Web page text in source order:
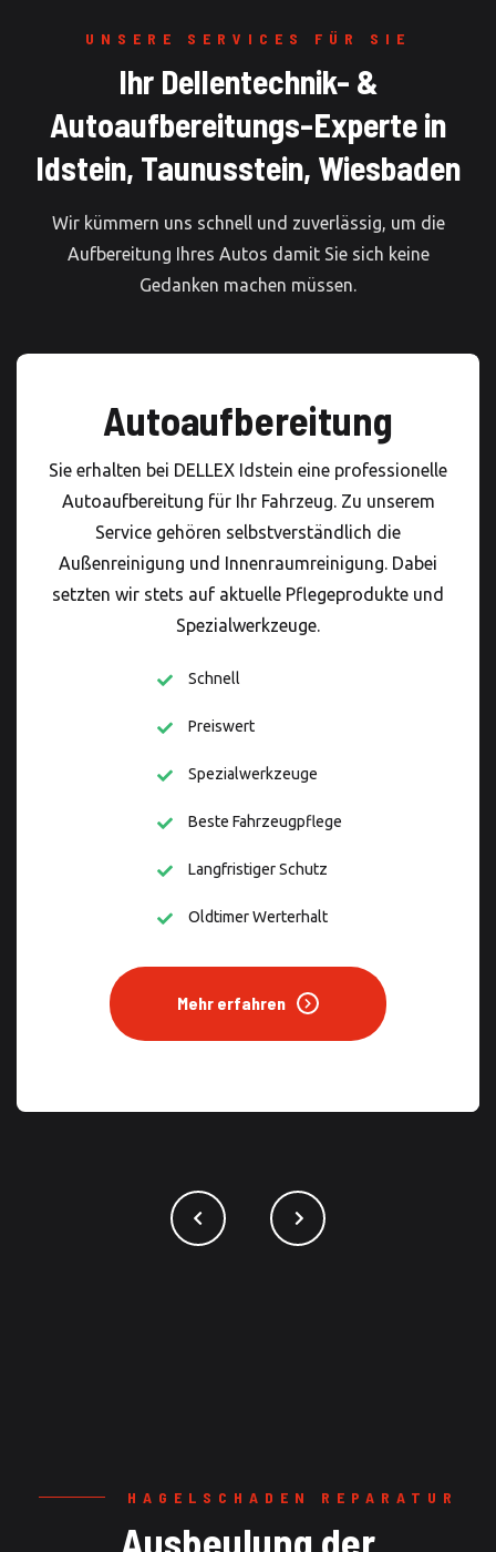
UNSERE SERVICES FÜR SIE
Ihr Dellentechnik- &
Autoaufbereitungs-Experte in
Idstein, Taunusstein, Wiesbaden
Wir kümmern uns schnell und zuverlässig, um die
Aufbereitung Ihres Autos damit Sie sich keine
Gedanken machen müssen.
Autoaufbereitung
Sie erhalten bei DELLEX Idstein eine professionelle
Autoaufbereitung für Ihr Fahrzeug. Zu unserem
Service gehören selbstverständlich die
Außenreinigung und Innenraumreinigung. Dabei
setzten wir stets auf aktuelle Pflegeprodukte und
Spezialwerkzeuge.
Schnell
Preiswert
Spezialwerkzeuge
Beste Fahrzeugpflege
Langfristiger Schutz
Oldtimer Werterhalt
Mehr erfahren
HAGELSCHADEN REPARATUR
Ausbeulung der